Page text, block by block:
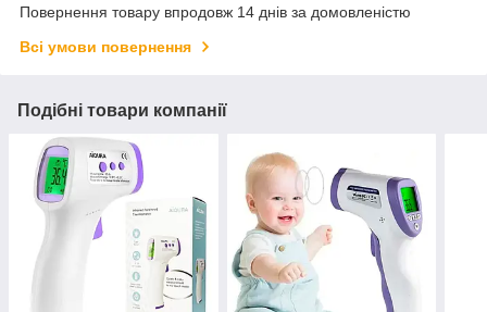
Повернення товару впродовж 14 днів за домовленістю
Всі умови повернення
Подібні товари компанії